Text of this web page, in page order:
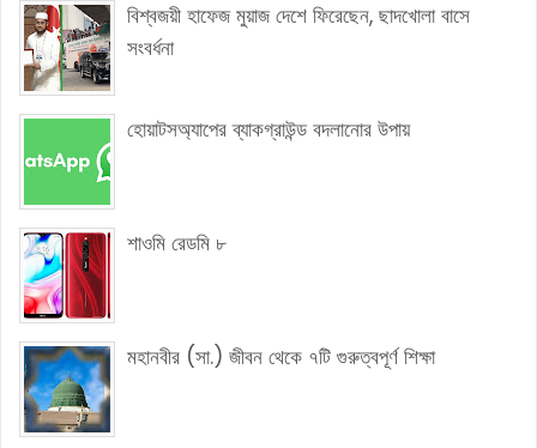
বিশ্বজয়ী হাফেজ মুয়াজ দেশে ফিরেছেন, ছাদখোলা বাসে
সংবর্ধনা
হোয়াটসঅ্যাপের ব্যাকগ্রাউন্ড বদলানোর উপায়
শাওমি রেডমি ৮
মহানবীর (সা.) জীবন থেকে ৭টি গুরুত্বপূর্ণ শিক্ষা